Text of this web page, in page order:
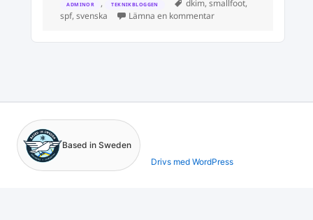
ADMINOR , TEKNIKBLOGGEN dkim, smallfoot,
spf,svenska Lämna en kommentartill DKIM och SPF record
Based in Sweden
Drivs med WordPress